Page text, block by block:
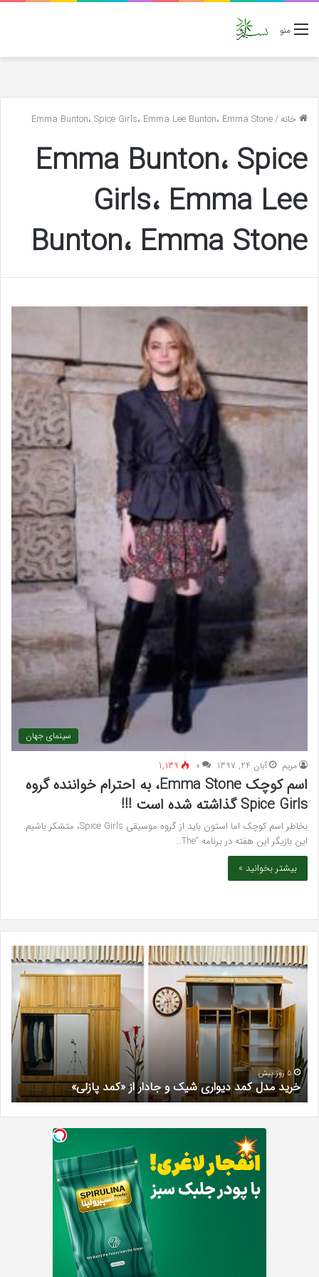
منو
خانه/Emma Bunton، Spice Girls، Emma Lee Bunton، Emma Stone
Emma Bunton، Spice
Girls، Emma Lee
Bunton، Emma Stone
سینمای جهان
مريم آبان 24, 1397 ۰ 1,139
اسم کوچک Emma Stone، به احترام خواننده گروه
Spice Girls گذاشته شده است !!!
بخاطر اسم کوچک اما استون باید از گروه موسیقی Spice Girls، متشکر باشیم.
این بازیگر این هفته در برنامه “The…
بیشتر بخوانید »
خرید
مدل
دیواری
شیک
جادار
از
«کمد
پازلی»
5 روز پیش
خرید مدل کمد دیواری شیک و جادار از «کمد پازلی»
در